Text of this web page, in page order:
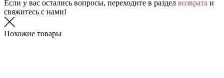
Если у вас остались вопросы, переходите в раздел возврата и
свяжитесь с нами!
Похожие товары